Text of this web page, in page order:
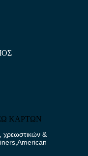
ΚΑΡΤΩΝ
χρεωστικών &